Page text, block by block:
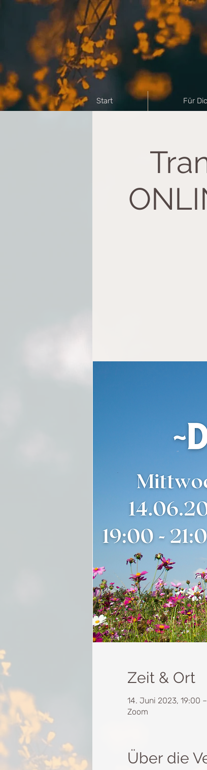
Start Für
Zeit & Ort
14. Juni 2023, 19:00
Zoom
Über die